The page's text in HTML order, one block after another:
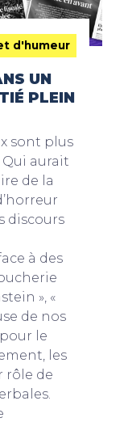
d'humeur
UN
PLEIN
sont plus
Qui aurait
de la
discours
à des
», «
de nos
le
les
rôle de